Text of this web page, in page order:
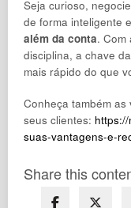
Seja curioso,
de forma inteligente
além da conta. Com
disciplina, a chave
mais rápido do que
Conheça também
seus clientes:
suas-vantagens-e-
Share this